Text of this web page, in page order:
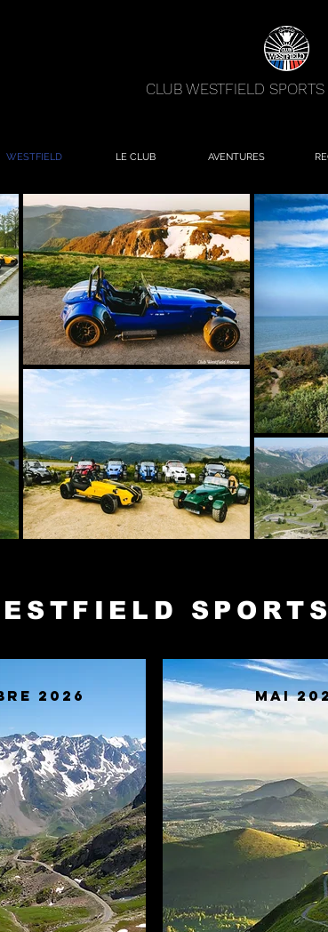
CLUB WESTFIELD
WESTFIELD LE CLUB AVENTURES
2026 Mai